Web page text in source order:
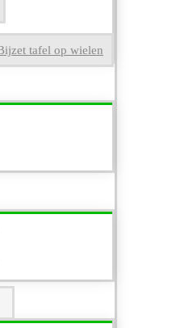
tafel op wielen